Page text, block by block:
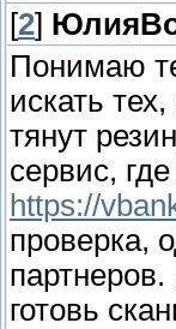
[2]
Понимаю
искать
тянут
сервис,
https://
проверка,
партнеров.
готовь